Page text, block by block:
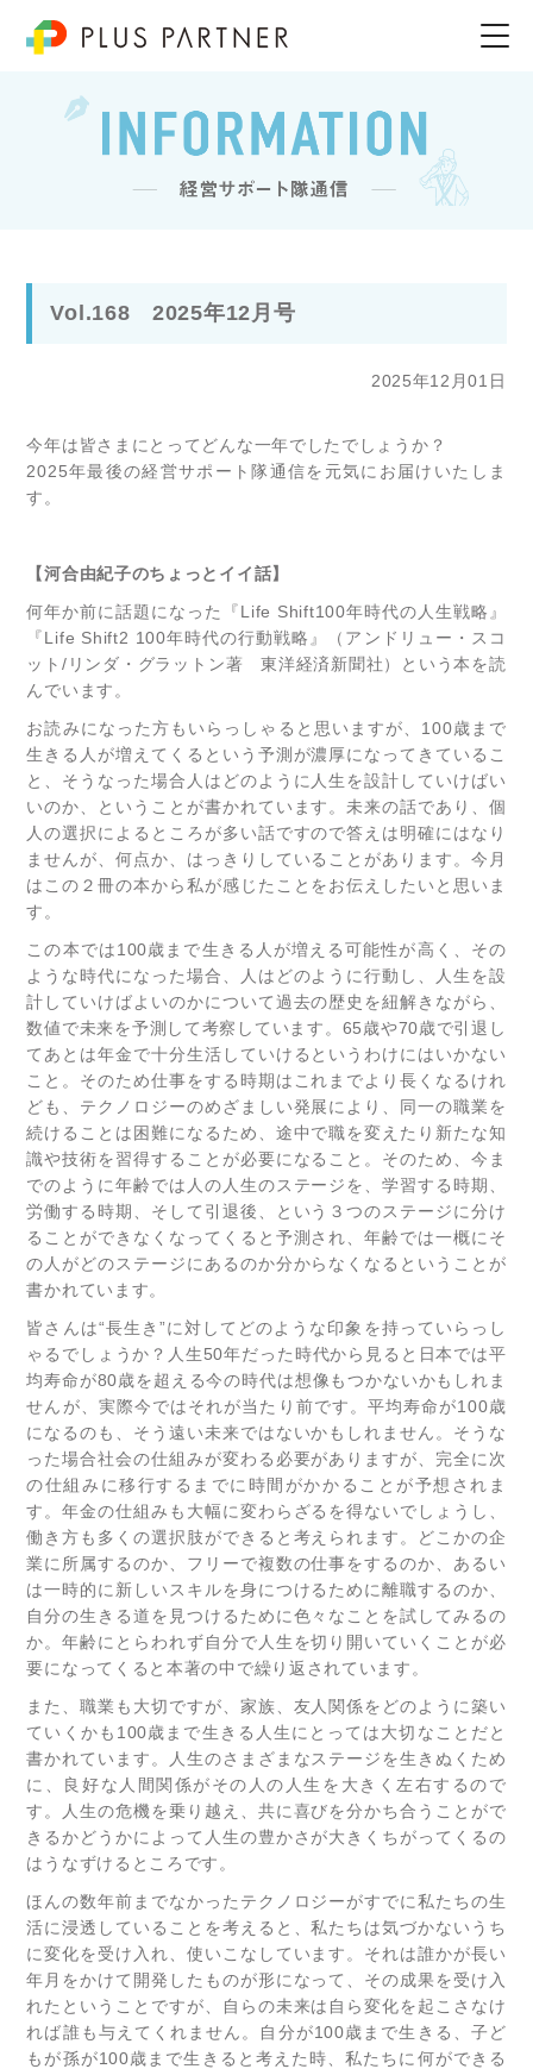
Vol.168 2025年12月号
2025年12月01日
今年は皆さまにとってどんな一年でしたでしょうか？
2025年最後の経営サポート隊通信を元気にお届けいたしま
す。
【河合由紀子のちょっとイイ話】
何年か前に話題になった『Life Shift100年時代の人生戦略』
『Life Shift2 100年時代の行動戦略』（アンドリュー・スコ
ット/リンダ・グラットン著 東洋経済新聞社）という本を読
んでいます。
お読みになった方もいらっしゃると思いますが、100歳まで
生きる人が増えてくるという予測が濃厚になってきているこ
と、そうなった場合人はどのように人生を設計していけばい
いのか、ということが書かれています。未来の話であり、個
人の選択によるところが多い話ですので答えは明確にはなり
ませんが、何点か、はっきりしていることがあります。今月
はこの２冊の本から私が感じたことをお伝えしたいと思いま
す。
この本では100歳まで生きる人が増える可能性が高く、その
ような時代になった場合、人はどのように行動し、人生を設
計していけばよいのかについて過去の歴史を紐解きながら、
数値で未来を予測して考察しています。65歳や70歳で引退し
てあとは年金で十分生活していけるというわけにはいかない
こと。そのため仕事をする時期はこれまでより長くなるけれ
ども、テクノロジーのめざましい発展により、同一の職業を
続けることは困難になるため、途中で職を変えたり新たな知
識や技術を習得することが必要になること。そのため、今ま
でのように年齢では人の人生のステージを、学習する時期、
労働する時期、そして引退後、という３つのステージに分け
ることができなくなってくると予測され、年齢では一概にそ
の人がどのステージにあるのか分からなくなるということが
書かれています。
皆さんは“長生き”に対してどのような印象を持っていらっし
ゃるでしょうか？人生50年だった時代から見ると日本では平
均寿命が80歳を超える今の時代は想像もつかないかもしれま
せんが、実際今ではそれが当たり前です。平均寿命が100歳
になるのも、そう遠い未来ではないかもしれません。そうな
った場合社会の仕組みが変わる必要がありますが、完全に次
の仕組みに移行するまでに時間がかかることが予想されま
す。年金の仕組みも大幅に変わらざるを得ないでしょうし、
働き方も多くの選択肢ができると考えられます。どこかの企
業に所属するのか、フリーで複数の仕事をするのか、あるい
は一時的に新しいスキルを身につけるために離職するのか、
自分の生きる道を見つけるために色々なことを試してみるの
か。年齢にとらわれず自分で人生を切り開いていくことが必
要になってくると本著の中で繰り返されています。
また、職業も大切ですが、家族、友人関係をどのように築い
ていくかも100歳まで生きる人生にとっては大切なことだと
書かれています。人生のさまざまなステージを生きぬくため
に、良好な人間関係がその人の人生を大きく左右するので
す。人生の危機を乗り越え、共に喜びを分かち合うことがで
きるかどうかによって人生の豊かさが大きくちがってくるの
はうなずけるところです。
ほんの数年前までなかったテクノロジーがすでに私たちの生
活に浸透していることを考えると、私たちは気づかないうち
に変化を受け入れ、使いこなしています。それは誰かが長い
年月をかけて開発したものが形になって、その成果を受け入
れたということですが、自らの未来は自ら変化を起こさなけ
れば誰も与えてくれません。自分が100歳まで生きる、子ど
もが孫が100歳まで生きると考えた時、私たちに何ができる